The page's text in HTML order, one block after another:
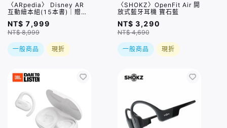
〈ARpedia〉 Disney AR
互動繪本組(15本書)｜贈
SPOTTY Mirror
NT$ 7,999
NT$ 8,999
一般商品 現折
〈SHOKZ〉OpenFit Air 開
放式藍牙耳機 寶石藍
NT$ 3,290
NT$ 4,690
一般商品 現折